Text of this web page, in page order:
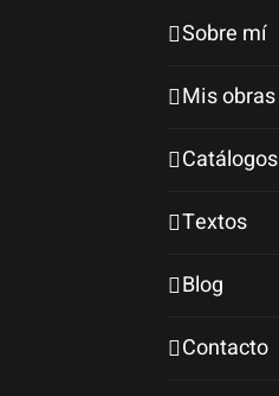
Sobre mí
Mis obras
Catálogos
Textos
Blog
Contacto